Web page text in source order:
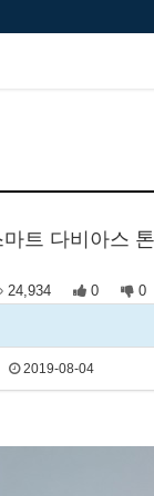
트 다비아스
24,934 0 0
2019-08-04